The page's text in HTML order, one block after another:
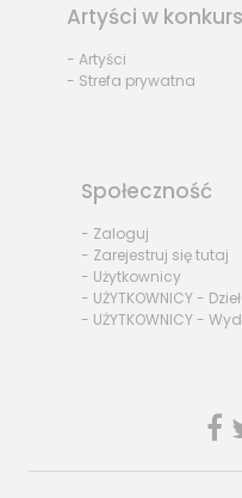
Artyści w
- Artyści
- Strefa prywatna
Społeczność
- Zaloguj
- Zarejestruj się tutaj
- Użytkownicy
- UŻYTKOWNICY -
- UŻYTKOWNICY -